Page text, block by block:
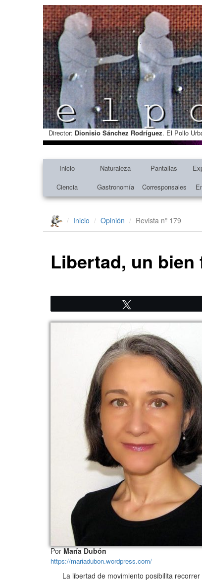
Director: Dionisio Sánchez Rodríguez. El Pollo
Inicio Naturaleza Pantallas
Ciencia
Gastronomía Corresponsales
Inicio Opinión Revista nº 179
Libertad, un bien
PorMaría Dubón
https://mariadubon.wordpress.com/
La libertad de movimiento posibilita recorrer